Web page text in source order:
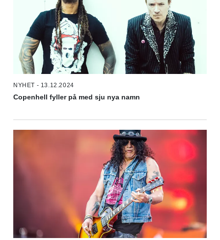
NYHET - 13.12.2024
Copenhell fyller på med sju nya namn